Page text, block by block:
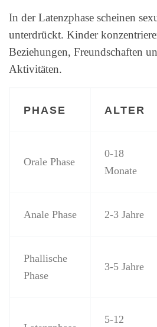
In der Latenzphase scheinen
unterdrückt. Kinder
Beziehungen, Freundschaften
Aktivitäten.
PHASE ALTER
Orale Phase
0-18
Monate
Anale Phase 2-3 Jahre
Phallische
Phase
3-5 Jahre
5-12